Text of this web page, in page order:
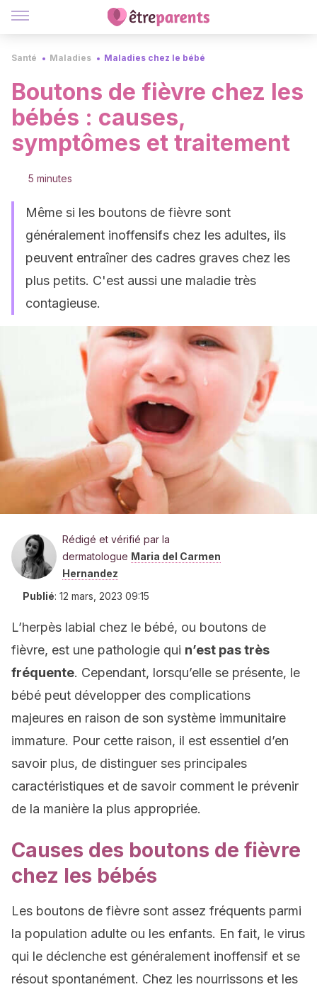
Santé Maladies Maladies chez le bébé
Boutons de fièvre chez les
bébés : causes,
symptômes et traitement
5 minutes
Même si les boutons de fièvre sont
généralement inoffensifs chez les adultes, ils
peuvent entraîner des cadres graves chez les
plus petits. C'est aussi une maladie très
contagieuse.
Rédigé et vérifié par la
dermatologue Maria del Carmen
Hernandez
Publié: 12 mars, 2023 09:15
L’herpès labial chez le bébé, ou boutons de
fièvre, est une pathologie qui n’est pas très
fréquente. Cependant, lorsqu’elle se présente, le
bébé peut développer des complications
majeures en raison de son système immunitaire
immature. Pour cette raison, il est essentiel d’en
savoir plus, de distinguer ses principales
caractéristiques et de savoir comment le prévenir
de la manière la plus appropriée.
Causes des boutons de fièvre
chez les bébés
Les boutons de fièvre sont assez fréquents parmi
la population adulte ou les enfants. En fait, le virus
qui le déclenche est généralement inoffensif et se
résout spontanément. Chez les nourrissons et les